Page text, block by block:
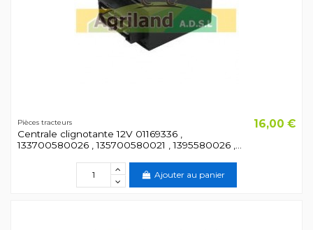
Pièces tracteurs
Centrale clignotante 12V 01169336 ,
133700580026 , 135700580021 , 1395580026 ,...
16,00 €
Ajouter au panier